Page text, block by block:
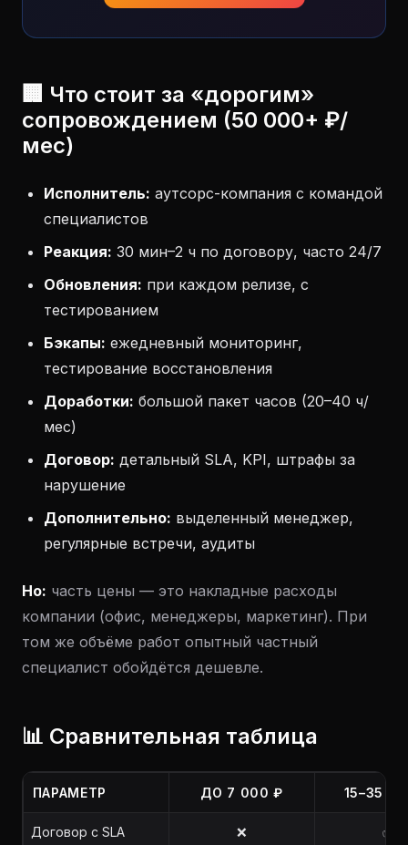
🏢 Что стоит за «дорогим»
сопровождением (50 000+ ₽/
мес)
Исполнитель: аутсорс-компания с командой
специалистов
Реакция: 30 мин–2 ч по договору, часто 24/7
Обновления: при каждом релизе, с
тестированием
Бэкапы: ежедневный мониторинг,
тестирование восстановления
Доработки: большой пакет часов (20–40 ч/
мес)
Договор: детальный SLA, KPI, штрафы за
нарушение
Дополнительно: выделенный менеджер,
регулярные встречи, аудиты
Но: часть цены — это накладные расходы
компании (офис, менеджеры, маркетинг). При
том же объёме работ опытный частный
специалист обойдётся дешевле.
📊 Сравнительная таблица
ПАРАМЕТР ДО 7 000 ₽ 15–35
Договор с SLA ❌ ✅